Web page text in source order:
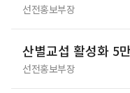
선전홍보부장
산별교섭 활성화 5
선전홍보부장